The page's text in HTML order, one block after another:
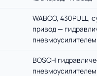
WABCO, 430PULL,
привод —
пневмоусилителем
BOSCH
пневмоусилителем